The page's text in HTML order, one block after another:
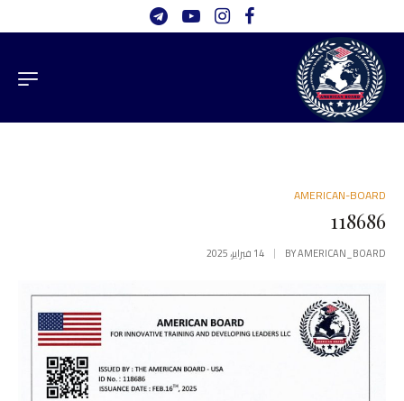
AMERICAN-BOARD
118686
BYAMERICAN_BOARD 14 فبراير، 2025